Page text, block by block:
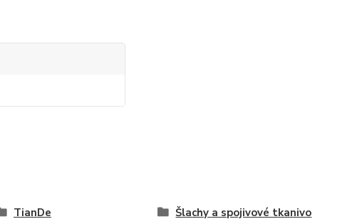
TianDe Šlachy a spojivové tkanivo